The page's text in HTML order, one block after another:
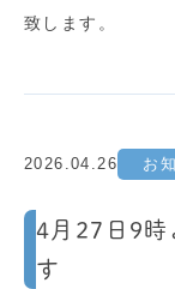
致します。
2026.04.26 お
4月27日9時
す